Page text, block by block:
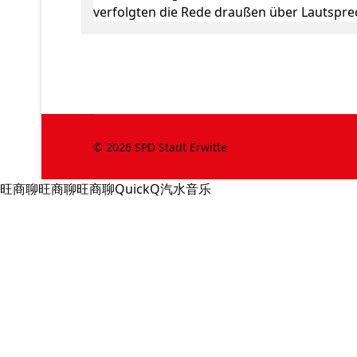
verfolgten die Rede draußen über
© 2026 SPD Stadt Erwitte
旺商聊旺商聊旺商聊QuickQ汽水音乐